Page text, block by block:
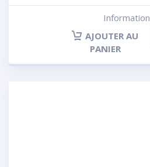
Information
AJOUTER AU
PANIER